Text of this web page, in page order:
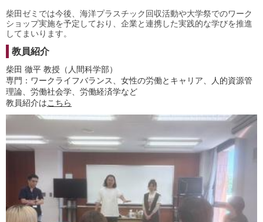
柴田ゼミでは今後、海洋プラスチック回収活動や大学祭でのワーク
ショップ実施を予定しており、企業と連携した実践的な学びを推進
してまいります。
教員紹介
柴田 徹平 教授（人間科学部）
専門：ワークライフバランス、女性の労働とキャリア、人的資源管
理論、労働社会学、労働経済学など
教員紹介はこちら